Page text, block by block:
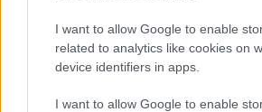
I want to allow Google to enable
related to analytics like cookies on
device identifiers in apps.
I want to allow Google to enable